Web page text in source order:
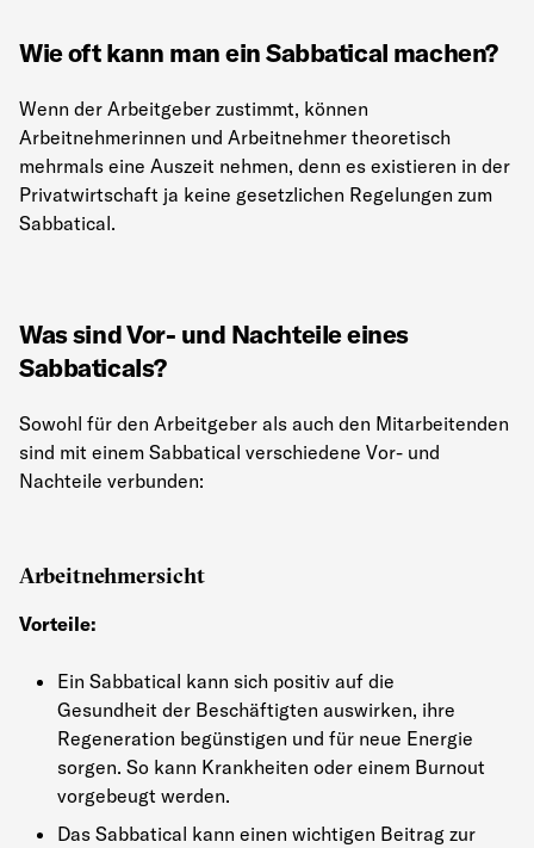
Wie oft kann man ein Sabbatical machen?
Wenn der Arbeitgeber zustimmt, können
Arbeitnehmerinnen und Arbeitnehmer theoretisch
mehrmals eine Auszeit nehmen, denn es existieren in der
Privatwirtschaft ja keine gesetzlichen Regelungen zum
Sabbatical.
Was sind Vor- und Nachteile eines
Sabbaticals?
Sowohl für den Arbeitgeber als auch den Mitarbeitenden
sind mit einem Sabbatical verschiedene Vor- und
Nachteile verbunden:
Arbeitnehmersicht
Vorteile:
Ein Sabbatical kann sich positiv auf die
Gesundheit der Beschäftigten auswirken, ihre
Regeneration begünstigen und für neue Energie
sorgen. So kann Krankheiten oder einem Burnout
vorgebeugt werden.
Das Sabbatical kann einen wichtigen Beitrag zur